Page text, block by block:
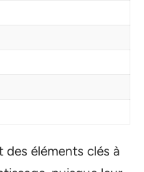
des éléments clés à